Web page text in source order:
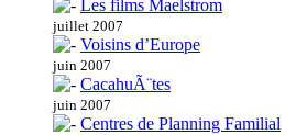
Les films Maelstrom
juillet 2007
Voisins d’Europe
juin 2007
CacahuÃ¨tes
juin 2007
Centres de Planning Familial